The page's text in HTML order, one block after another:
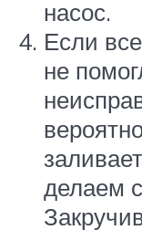
насос.
Если
не
делаем